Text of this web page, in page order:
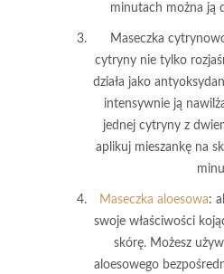
minutach można ją
Maseczka
cytryny nie tylko
działa jako
intensywnie ją
jednej cytryny z
aplikuj mieszankę na
Maseczka aloesowa:
swoje właściwości
skórę. Możesz
aloesowego